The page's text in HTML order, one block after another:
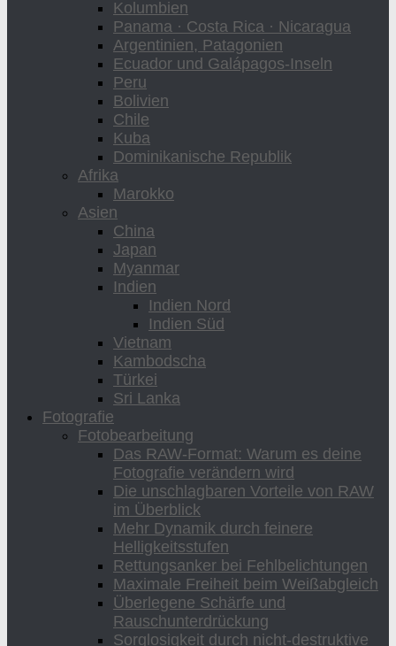
Kolumbien
Panama · Costa Rica · Nicaragua
Argentinien, Patagonien
Ecuador und Galápagos-Inseln
Peru
Bolivien
Chile
Kuba
Dominikanische Republik
Afrika
Marokko
Asien
China
Japan
Myanmar
Indien
Indien Nord
Indien Süd
Vietnam
Kambodscha
Türkei
Sri Lanka
Fotografie
Fotobearbeitung
Das RAW-Format: Warum es deine
Fotografie verändern wird
Die unschlagbaren Vorteile von RAW
im Überblick
Mehr Dynamik durch feinere
Helligkeitsstufen
Rettungsanker bei Fehlbelichtungen
Maximale Freiheit beim Weißabgleich
Überlegene Schärfe und
Rauschunterdrückung
Sorglosigkeit durch nicht-destruktive